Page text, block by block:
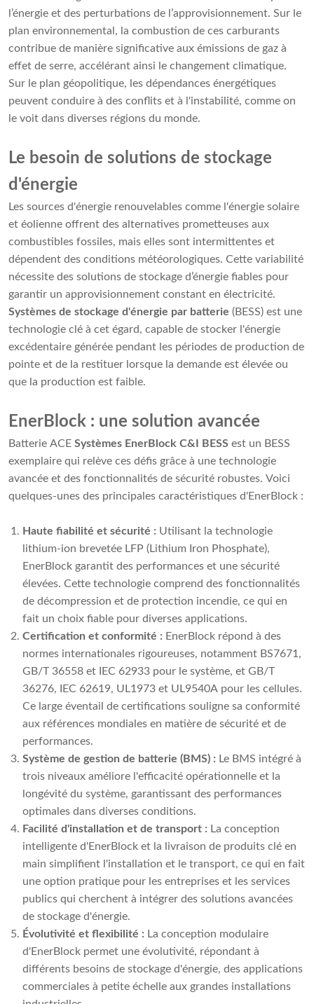
l’énergie et des perturbations de l’approvisionnement. Sur le
plan environnemental, la combustion de ces carburants
contribue de manière significative aux émissions de gaz à
effet de serre, accélérant ainsi le changement climatique.
Sur le plan géopolitique, les dépendances énergétiques
peuvent conduire à des conflits et à l'instabilité, comme on
le voit dans diverses régions du monde.
Le besoin de solutions de stockage
d'énergie
Les sources d'énergie renouvelables comme l'énergie solaire
et éolienne offrent des alternatives prometteuses aux
combustibles fossiles, mais elles sont intermittentes et
dépendent des conditions météorologiques. Cette variabilité
nécessite des solutions de stockage d’énergie fiables pour
garantir un approvisionnement constant en électricité.
Systèmes de stockage d'énergie par batterie (BESS) est une
technologie clé à cet égard, capable de stocker l'énergie
excédentaire générée pendant les périodes de production de
pointe et de la restituer lorsque la demande est élevée ou
que la production est faible.
EnerBlock : une solution avancée
Batterie ACE Systèmes EnerBlock C&I BESS est un BESS
exemplaire qui relève ces défis grâce à une technologie
avancée et des fonctionnalités de sécurité robustes. Voici
quelques-unes des principales caractéristiques d'EnerBlock :
Haute fiabilité et sécurité : Utilisant la technologie
lithium-ion brevetée LFP (Lithium Iron Phosphate),
EnerBlock garantit des performances et une sécurité
élevées. Cette technologie comprend des fonctionnalités
de décompression et de protection incendie, ce qui en
fait un choix fiable pour diverses applications.
Certification et conformité : EnerBlock répond à des
normes internationales rigoureuses, notamment BS7671,
GB/T 36558 et IEC 62933 pour le système, et GB/T
36276, IEC 62619, UL1973 et UL9540A pour les cellules.
Ce large éventail de certifications souligne sa conformité
aux références mondiales en matière de sécurité et de
performances.
Système de gestion de batterie (BMS) : Le BMS intégré à
trois niveaux améliore l'efficacité opérationnelle et la
longévité du système, garantissant des performances
optimales dans diverses conditions.
Facilité d'installation et de transport : La conception
intelligente d'EnerBlock et la livraison de produits clé en
main simplifient l'installation et le transport, ce qui en fait
une option pratique pour les entreprises et les services
publics qui cherchent à intégrer des solutions avancées
de stockage d'énergie.
Évolutivité et flexibilité : La conception modulaire
d'EnerBlock permet une évolutivité, répondant à
différents besoins de stockage d'énergie, des applications
commerciales à petite échelle aux grandes installations